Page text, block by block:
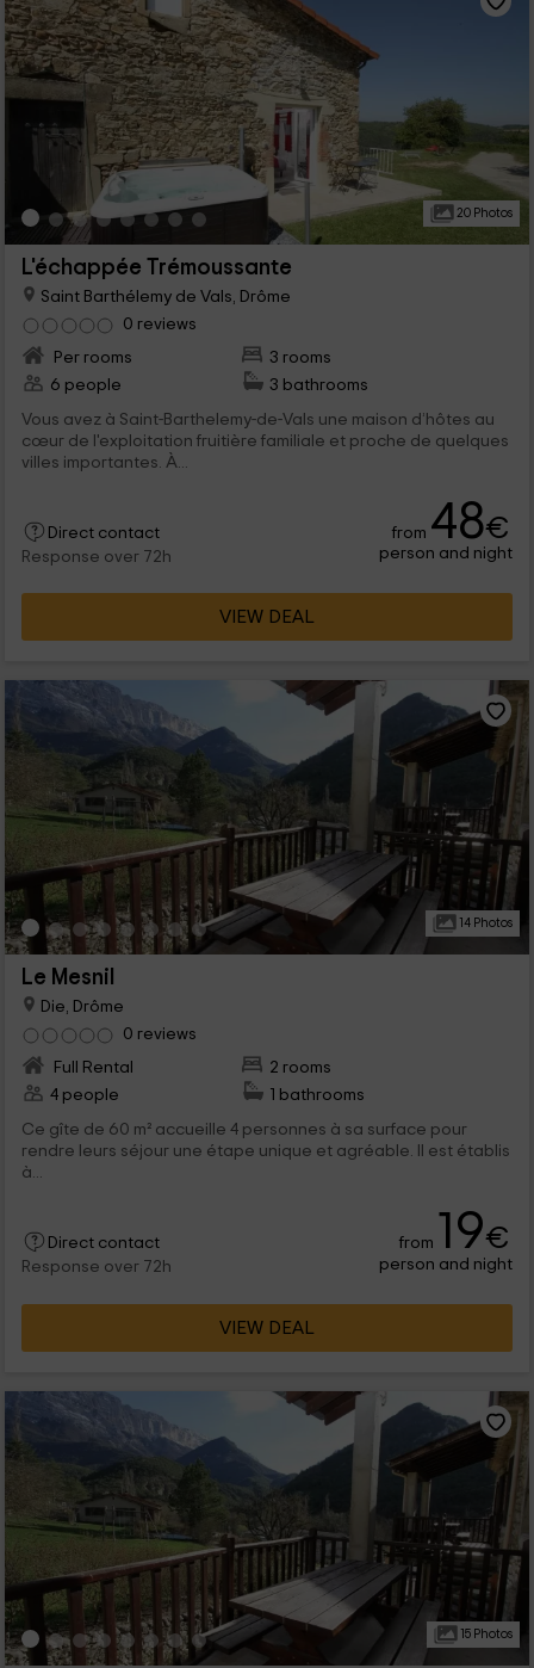
20 Photos
L'échappée Trémoussante
Saint Barthélemy de Vals, Drôme
0 reviews
Per rooms
3 rooms
6 people
3 bathrooms
Vous avez à Saint-Barthelemy-de-Vals une maison d’hôtes au
cœur de l'exploitation fruitière familiale et proche de quelques
villes importantes. À...
Direct contact
Response over 72h
from 48€
person and night
VIEW DEAL
14 Photos
Le Mesnil
Die, Drôme
0 reviews
Full Rental
2 rooms
4 people
1 bathrooms
Ce gîte de 60 m² accueille 4 personnes à sa surface pour
rendre leurs séjour une étape unique et agréable. Il est établis
à...
Direct contact
Response over 72h
from 19€
person and night
VIEW DEAL
15 Photos